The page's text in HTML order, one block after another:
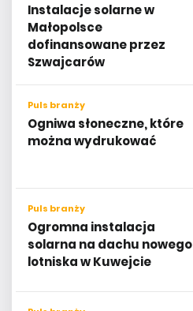
Instalacje solarne w
Małopolsce
dofinansowane przez
Szwajcarów
Puls branży
Ogniwa słoneczne, które
można wydrukować
Puls branży
Ogromna instalacja
solarna na dachu nowego
lotniska w Kuwejcie